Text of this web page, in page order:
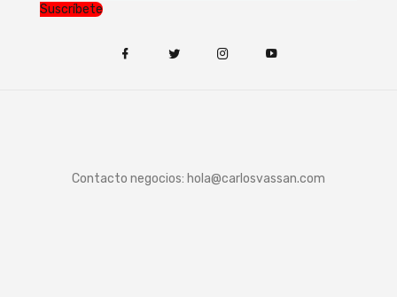
Suscríbete
Contacto negocios: hola@carlosvassan.com